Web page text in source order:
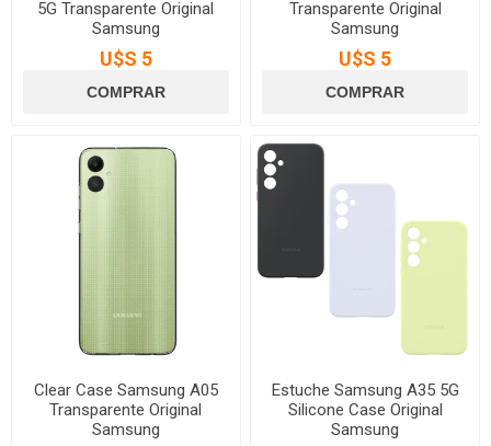
5G Transparente Original
Samsung
U$S 5
Transparente Original
Samsung
U$S 5
Clear Case Samsung A05
Transparente Original
Samsung
Estuche Samsung A35 5G
Silicone Case Original
Samsung